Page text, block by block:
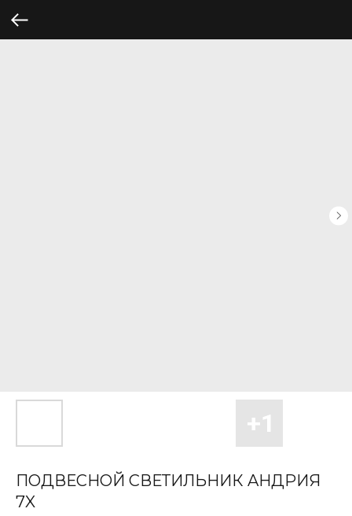
ПОДВЕСНОЙ СВЕТИЛЬНИК AНДРИЯ
7X